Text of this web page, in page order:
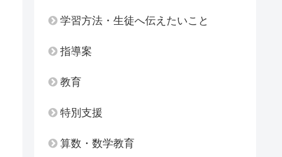
学習方法・生徒へ伝えたいこと
指導案
教育
特別支援
算数・数学教育